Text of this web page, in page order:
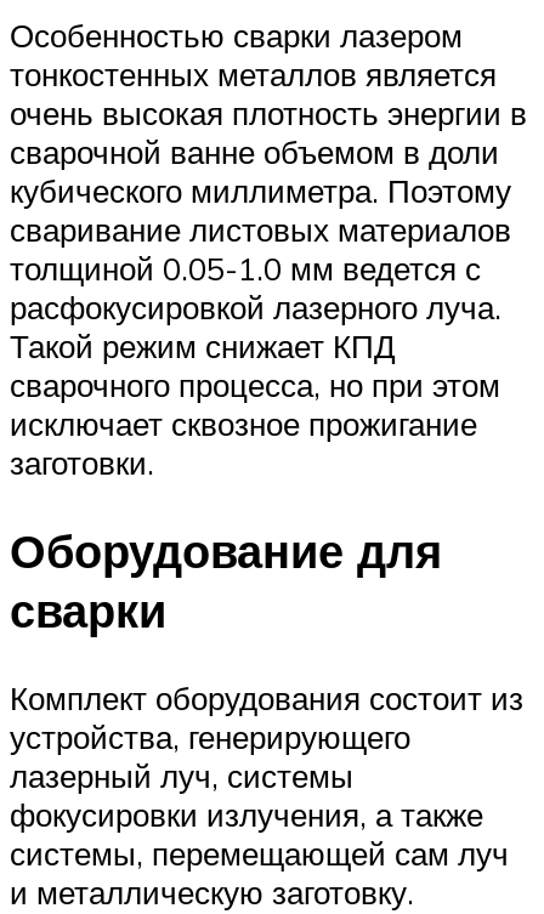
Особенностью сварки лазером
тонкостенных металлов является
очень высокая плотность энергии в
сварочной ванне объемом в доли
кубического миллиметра. Поэтому
сваривание листовых материалов
толщиной 0.05-1.0 мм ведется с
расфокусировкой лазерного луча.
Такой режим снижает КПД
сварочного процесса, но при этом
исключает сквозное прожигание
заготовки.
Оборудование для
сварки
Комплект оборудования состоит из
устройства, генерирующего
лазерный луч, системы
фокусировки излучения, а также
системы, перемещающей сам луч
и металлическую заготовку.